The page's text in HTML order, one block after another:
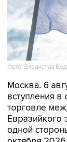
Фото: Владислав
Москва. 6
вступления в
торговле
Евразийкого
одной